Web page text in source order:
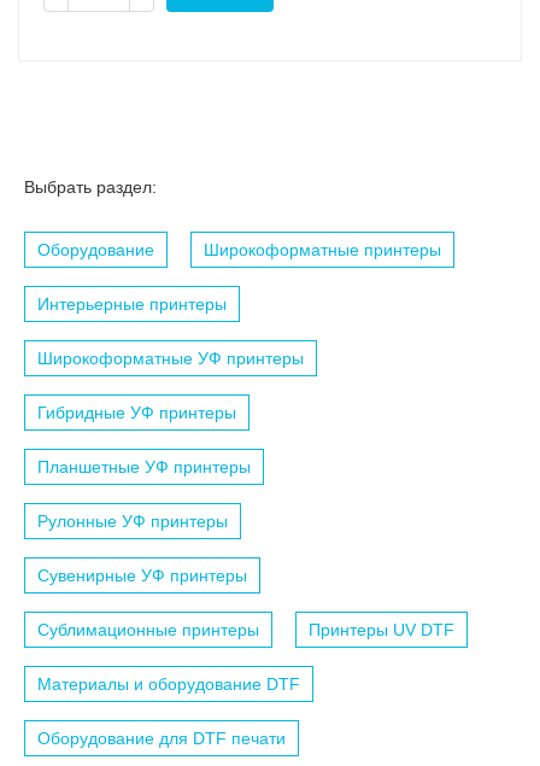
Выбрать раздел:
Оборудование Широкоформатные принтеры
Интерьерные принтеры
Широкоформатные УФ принтеры
Гибридные УФ принтеры
Планшетные УФ принтеры
Рулонные УФ принтеры
Сувенирные УФ принтеры
Сублимационные принтеры Принтеры UV DTF
Материалы и оборудование DTF
Оборудование для DTF печати